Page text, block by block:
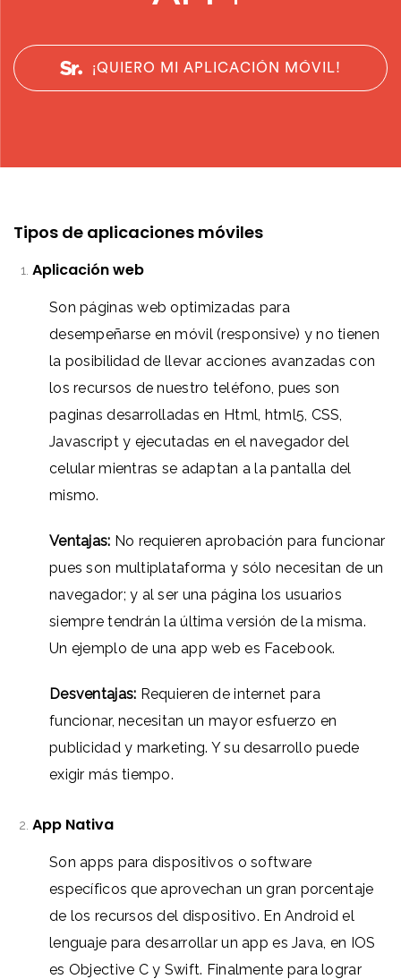
¡QUIERO MI APLICACIÓN MÓVIL!
Tipos de aplicaciones móviles
Aplicación web
Son páginas web optimizadas para
desempeñarse en móvil (responsive) y no tienen
la posibilidad de llevar acciones avanzadas con
los recursos de nuestro teléfono, pues son
paginas desarrolladas en Html, html5, CSS,
Javascript y ejecutadas en el navegador del
celular mientras se adaptan a la pantalla del
mismo.
Ventajas: No requieren aprobación para funcionar
pues son multiplataforma y sólo necesitan de un
navegador; y al ser una página los usuarios
siempre tendrán la última versión de la misma.
Un ejemplo de una app web es Facebook.
Desventajas: Requieren de internet para
funcionar, necesitan un mayor esfuerzo en
publicidad y marketing. Y su desarrollo puede
exigir más tiempo.
App Nativa
Son apps para dispositivos o software
específicos que aprovechan un gran porcentaje
de los recursos del dispositivo. En Android el
lenguaje para desarrollar un app es Java, en IOS
es Objective C y Swift. Finalmente para lograr